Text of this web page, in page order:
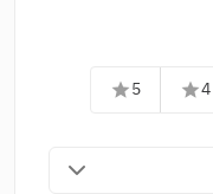
4
star
5
star